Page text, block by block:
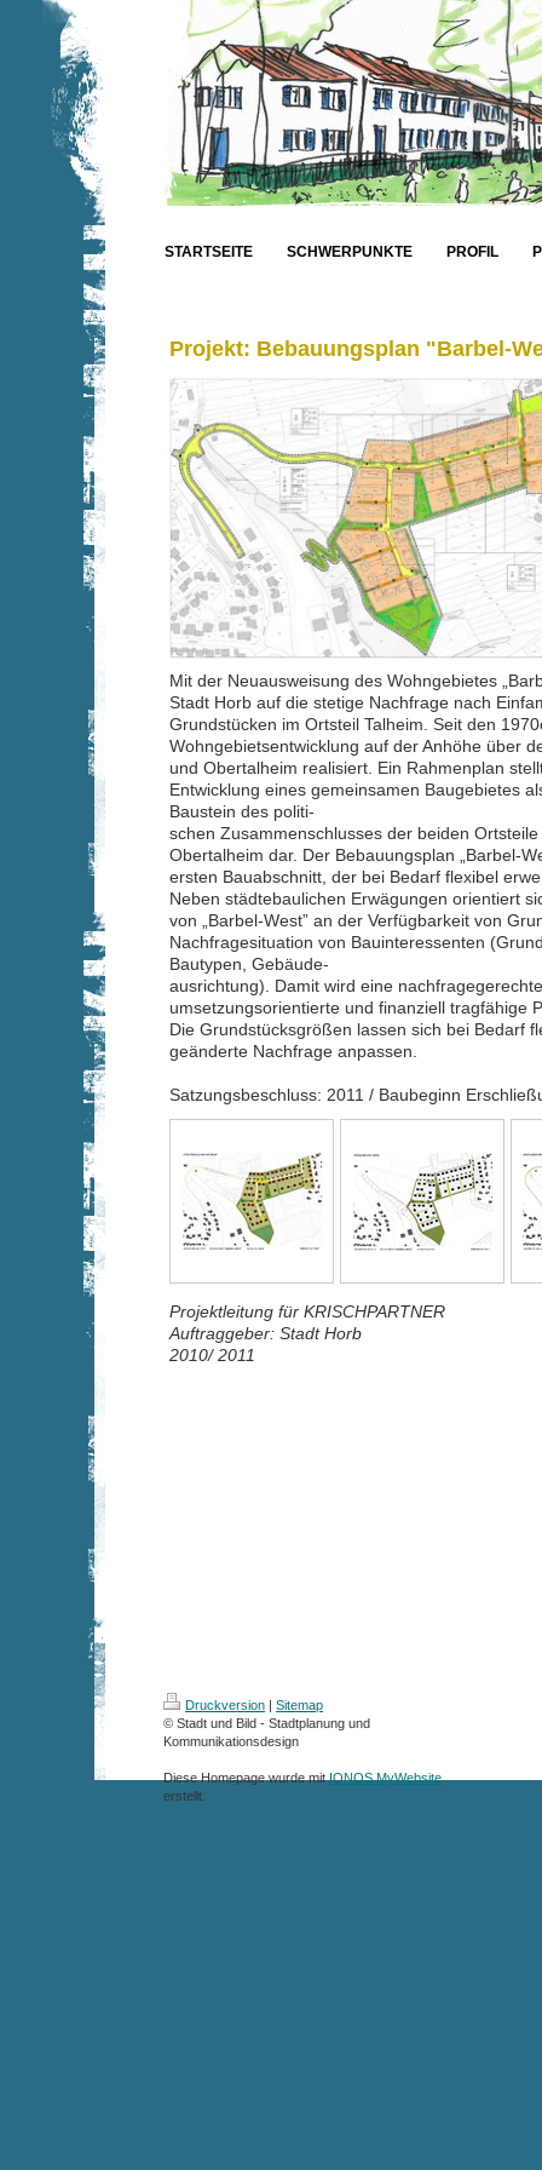
STARTSEITE SCHWERPUNKTE PROFIL
Projekt: Bebauungsplan "Barbel-
Mit der Neuausweisung des Wohngebietes
Stadt Horb auf die stetige Nachfrage nach
Grundstücken im Ortsteil Talheim. Seit den
Wohngebietsentwicklung auf der Anhöhe über
und Obertalheim realisiert. Ein Rahmenplan
Entwicklung eines gemeinsamen Baugebietes
Baustein des politi-
schen Zusammenschlusses der beiden
Obertalheim dar. Der Bebauungsplan „Barbel-
ersten Bauabschnitt, der bei Bedarf flexibel
Neben städtebaulichen Erwägungen orientiert
von „Barbel-West” an der Verfügbarkeit von
Nachfragesituation von Bauinteressenten
Bautypen, Gebäude-
ausrichtung). Damit wird eine
umsetzungsorientierte und finanziell tragfähige
Die Grundstücksgrößen lassen sich bei Bedarf
geänderte Nachfrage anpassen.
Satzungsbeschluss: 2011 / Baubeginn
Projektleitung für KRISCHPARTNER
Auftraggeber: Stadt Horb
2010/ 2011
Druckversion | Sitemap
© Stadt und Bild - Stadtplanung und
Kommunikationsdesign
Diese Homepage wurde mitIONOS MyWebsite
erstellt.